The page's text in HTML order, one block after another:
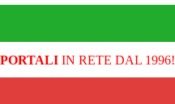
IN RETE DAL 1996!